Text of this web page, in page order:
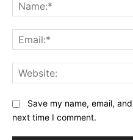
Save my name, email,
next time I comment.